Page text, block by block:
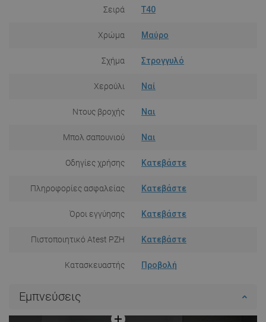
Σειρά T40
Χρώμα Μαύρο
Σχήμα Στρογγυλό
Χερούλι Ναί
Ντους βροχής Ναι
Μπολ σαπουνιού Ναι
Οδηγίες χρήσης Κατεβάστε
Πληροφορίες ασφαλείας Κατεβάστε
Όροι εγγύησης Κατεβάστε
Πιστοποιητικό Atest PZH Κατεβάστε
Κατασκευαστής Προβολή
Εμπνεύσεις